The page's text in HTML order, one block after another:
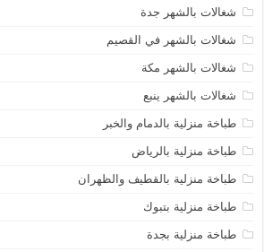
شغالات بالشهر جدة
شغالات بالشهر في القصيم
شغالات بالشهر مكة
شغالات بالشهر ينبع
طباخة منزلية بالدمام والخبر
طباخة منزلية بالرياض
طباخة منزلية بالقطيف والظهران
طباخة منزلية بتبوك
طباخة منزلية بجدة